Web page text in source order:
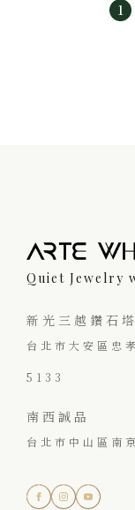
1
Quiet Jewelry
新光三越鑽石塔
台北市大安區
5133
南西誠品
台北市中山區